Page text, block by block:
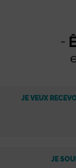
JE VEUX
JE